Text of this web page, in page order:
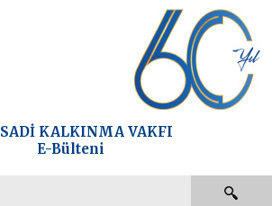
KALKINMA VAKFI
E-Bülteni